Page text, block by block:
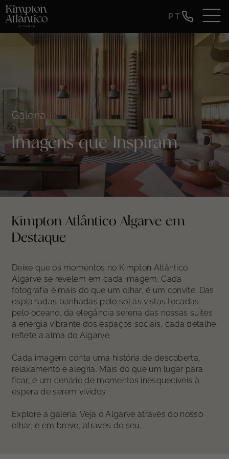
PT
Galeria
Imagens que Inspiram
Kimpton Atlântico Algarve em
Destaque
Deixe que os momentos no Kimpton Atlântico
Algarve se revelem em cada imagem. Cada
fotografia é mais do que um olhar, é um convite. Das
esplanadas banhadas pelo sol às vistas tocadas
pelo oceano, da elegância serena das nossas suites
à energia vibrante dos espaços sociais, cada detalhe
reflete a alma do Algarve.
Cada imagem conta uma história de descoberta,
relaxamento e alegria. Mais do que um lugar para
ficar, é um cenário de momentos inesquecíveis à
espera de serem vividos.
Explore a galeria. Veja o Algarve através do nosso
olhar, e em breve, através do seu.